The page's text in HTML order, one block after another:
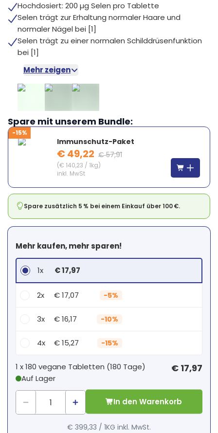
Hochdosiert: 200 µg Selen pro Tablette
Selen trägt zur Erhaltung normaler Haare und
normaler Nägel bei [1]
Selen trägt zu einer normalen Schilddrüsenfunktion
bei [1]
Mehr zeigen
Spare mit unserem Bundle:
-15%
Immunschutz-Paket
€ 49,22 € 57,91
(€ 140,23 / 1kg)
inkl. MwSt
Spare zusätzlich 5 % bei einem Einkauf über 100 €.
Mehr kaufen, mehr sparen!
1x € 17,97
2x € 17,07 -5%
3x € 16,17 -10%
4x € 15,27 -15%
Dein persönlicher Rabatt
1x € 0,00
1 x180 vegane Tabletten (180 Tage)
Auf Lager
€ 17,97
In den Warenkorb
€ 399,33 / 1KG inkl. MwSt.